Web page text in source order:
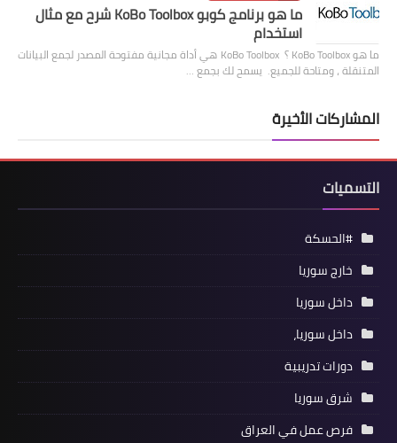
ما هو برنامج كوبو KoBo Toolbox شرح مع مثال
استخدام
ما هو KoBo Toolbox ؟ KoBo Toolbox هي أداة مجانية مفتوحة المصدر لجمع البيانات
المتنقلة ، ومتاحة للجميع. يسمح لك بجمع …
المشاركات الأخيرة
التسميات
#الحسكة
خارج سوريا
داخل سوريا
داخل سوريا،
دورات تدريبية
شرق سوريا
فرص عمل في العراق